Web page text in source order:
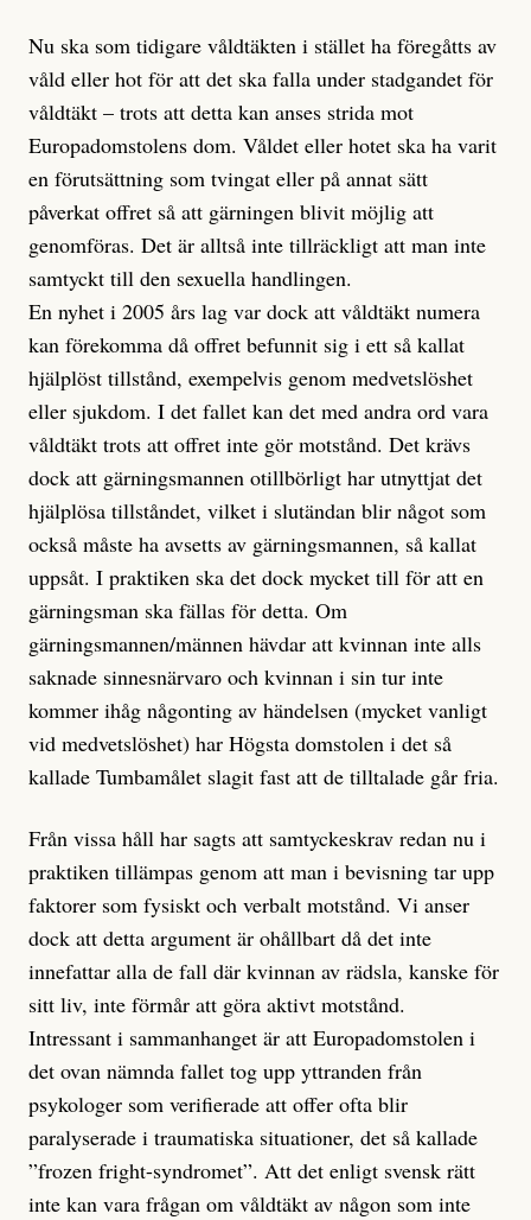
Nu ska som tidigare våldtäkten i stället ha föregåtts av
våld eller hot för att det ska falla under stadgandet för
våldtäkt – trots att detta kan anses strida mot
Europadomstolens dom. Våldet eller hotet ska ha varit
en förutsättning som tvingat eller på annat sätt
påverkat offret så att gärningen blivit möjlig att
genomföras. Det är alltså inte tillräckligt att man inte
samtyckt till den sexuella handlingen.
En nyhet i 2005 års lag var dock att våldtäkt numera
kan förekomma då offret befunnit sig i ett så kallat
hjälplöst tillstånd, exempelvis genom medvetslöshet
eller sjukdom. I det fallet kan det med andra ord vara
våldtäkt trots att offret inte gör motstånd. Det krävs
dock att gärningsmannen otillbörligt har utnyttjat det
hjälplösa tillståndet, vilket i slutändan blir något som
också måste ha avsetts av gärningsmannen, så kallat
uppsåt. I praktiken ska det dock mycket till för att en
gärningsman ska fällas för detta. Om
gärningsmannen/männen hävdar att kvinnan inte alls
saknade sinnesnärvaro och kvinnan i sin tur inte
kommer ihåg någonting av händelsen (mycket vanligt
vid medvetslöshet) har Högsta domstolen i det så
kallade Tumbamålet slagit fast att de tilltalade går fria.
Från vissa håll har sagts att samtyckeskrav redan nu i
praktiken tillämpas genom att man i bevisning tar upp
faktorer som fysiskt och verbalt motstånd. Vi anser
dock att detta argument är ohållbart då det inte
innefattar alla de fall där kvinnan av rädsla, kanske för
sitt liv, inte förmår att göra aktivt motstånd.
Intressant i sammanhanget är att Europadomstolen i
det ovan nämnda fallet tog upp yttranden från
psykologer som verifierade att offer ofta blir
paralyserade i traumatiska situationer, det så kallade
”frozen fright-syndromet”. Att det enligt svensk rätt
inte kan vara frågan om våldtäkt av någon som inte